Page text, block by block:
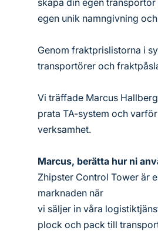
skapa din egen
egen unik namngivning
Genom fraktprislistorna i
transportörer och
Vi träffade Marcus
prata TA-system och
verksamhet.
Marcus, berätta hur ni
Zhipster Control Tower är
marknaden när
vi säljer in våra
plock och pack till